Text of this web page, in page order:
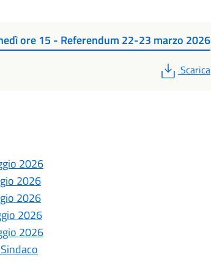
ore 15 - Referendum 22-23 marzo 2026
PDF
Scarica
2026
2026
2026
2026
2026